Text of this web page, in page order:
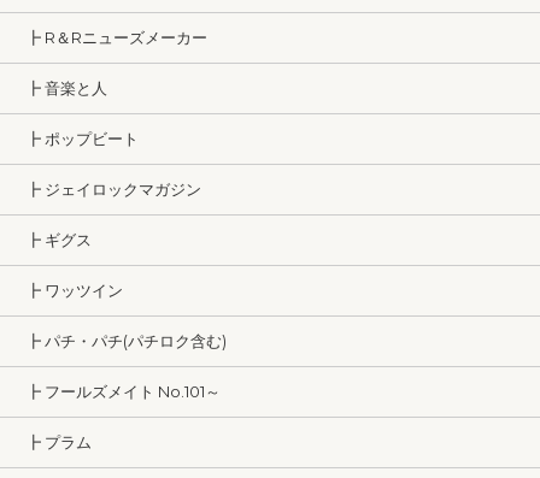
┣ R＆Rニューズメーカー
┣ 音楽と人
┣ ポップビート
┣ ジェイロックマガジン
┣ ギグス
┣ ワッツイン
┣ パチ・パチ(パチロク含む)
┣ フールズメイト No.101～
┣ プラム